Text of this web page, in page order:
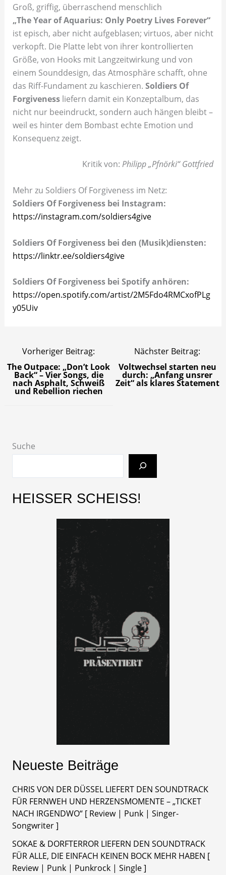
Groß, griffig, überraschend menschlich
„The Year of Aquarius: Only Poetry Lives Forever“
ist episch, aber nicht aufgeblasen; virtuos, aber nicht
verkopft. Die Platte lebt von ihrer kontrollierten
Größe, von Hooks mit Langzeitwirkung und von
einem Sounddesign, das Atmosphäre schafft, ohne
das Riff-Fundament zu kaschieren. Soldiers Of
Forgivenessliefern damit ein Konzeptalbum, das
nicht nur beeindruckt, sondern auch hängen bleibt –
weil es hinter dem Bombast echte Emotion und
Konsequenz zeigt.
Kritik von:Philipp „Pfnörki“ Gottfried
Mehr zu Soldiers Of Forgiveness im Netz:
Soldiers Of Forgiveness bei Instagram:
https://instagram.com/soldiers4give
Soldiers Of Forgiveness bei den (Musik)diensten:
https://linktr.ee/soldiers4give
Soldiers Of Forgiveness bei Spotify anhören:
https://open.spotify.com/artist/2M5Fdo4RMCxofPLg
y05Uiv
Vorheriger Beitrag:
The Outpace: „Don’t Look
Back“ – Vier Songs, die
nach Asphalt, Schweiß
und Rebellion riechen
Nächster Beitrag:
Voltwechsel starten neu
durch: „Anfang unsrer
Zeit“ als klares Statement
Suche
HEISSER SCHEISS!
Neueste Beiträge
CHRIS VON DER DÜSSEL LIEFERT DEN SOUNDTRACK
FÜR FERNWEH UND HERZENSMOMENTE – „TICKET
NACH IRGENDWO“ [ Review | Punk | Singer-
Songwriter ]
SOKAE & DORFTERROR LIEFERN DEN SOUNDTRACK
FÜR ALLE, DIE EINFACH KEINEN BOCK MEHR HABEN [
Review | Punk | Punkrock | Single ]